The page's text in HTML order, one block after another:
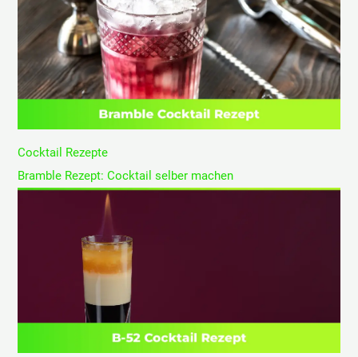
Cocktail Rezepte
Bramble Rezept: Cocktail selber machen